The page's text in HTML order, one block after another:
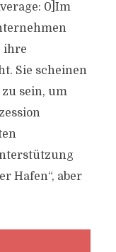
0]Im
ihre
Sie scheinen
sein, um
Hafen“, aber